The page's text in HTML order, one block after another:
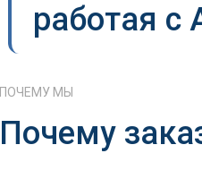
работая с
ПОЧЕМУ МЫ
Почему